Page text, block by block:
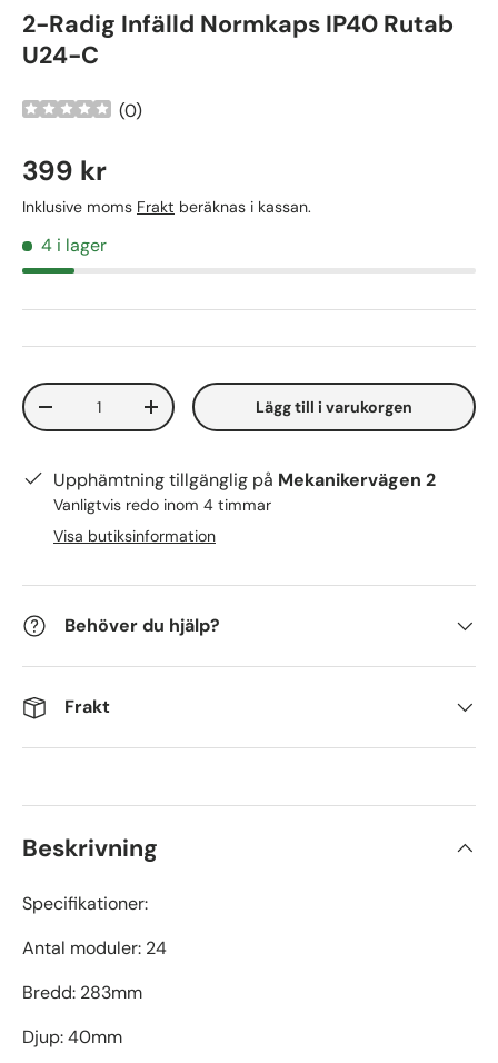
2-Radig Infälld Normkaps IP40 Rutab
U24-C
(0)
399 kr
Inklusive moms Frakt beräknas i kassan.
4 i lager
Antal
-
+ Lägg till i varukorgen
Upphämtning tillgänglig på Mekanikervägen 2
Vanligtvis redo inom 4 timmar
Visa butiksinformation
Behöver du hjälp?
Frakt
Beskrivning
Specifikationer:
Antal moduler: 24
Bredd: 283mm
Djup: 40mm